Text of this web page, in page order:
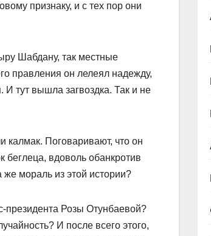
признаку, и с тех пор они
Шабдану, так местные
правления он лелеял надежду,
И тут вышла загвоздка. Так и не
калмак. Поговаривают, что он
беглеца, вдоволь обанкротив
же мораль из этой истории?
президента Розы Отунбаевой?
И после всего этого,